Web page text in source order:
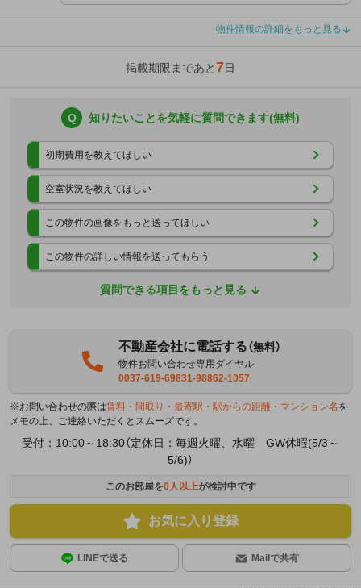
物件情報の詳細をもっと見る
掲載期限まであと7日
Q 知りたいことを気軽に質問できます(無料)
初期費用を教えてほしい
空室状況を教えてほしい
この物件の画像をもっと送ってほしい
この物件の詳しい情報を送ってもらう
質問できる項目をもっと見る
不動産会社に電話する（無料）
物件お問い合わせ専用ダイヤル
0037-619-69831-98862-1057
※お問い合わせの際は賃料・間取り・最寄駅・駅からの距離・マンション名 を
メモの上、ご連絡いただくとスムーズです。
受付：10:00～18:30（定休日：毎週火曜、水曜 GW休暇(5/3～
5/6)）
このお部屋を0人以上が検討中です
お気に入り登録
LINEで送る Mailで共有